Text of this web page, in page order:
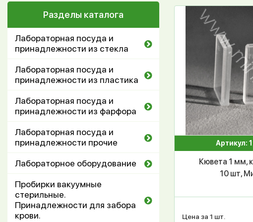
Разделы каталога
Лабораторная посуда и
принадлежности из стекла
Лабораторная посуда и
принадлежности из пластика
Лабораторная посуда и
принадлежности из фарфора
Лабораторная посуда и
принадлежности прочие
Лабораторное оборудование
Пробирки вакуумные
стерильные.
Принадлежности для забора
крови.
Артикул:
Кювета 1 мм,
10 шт,
Цена за 1 шт.